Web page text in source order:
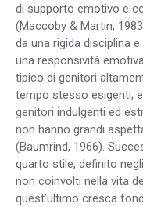
di supporto emotivo e
(Maccoby & Martin,
da una rigida disciplina
una responsività
tipico di genitori
tempo stesso esigenti;
genitori indulgenti ed
non hanno grandi
(Baumrind, 1966).
quarto stile, definito
non coinvolti nella vita
quest’ultimo cresca